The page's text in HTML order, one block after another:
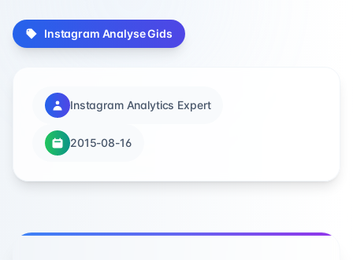
Instagram Analyse Gids
Instagram Analytics Expert
2015-08-16